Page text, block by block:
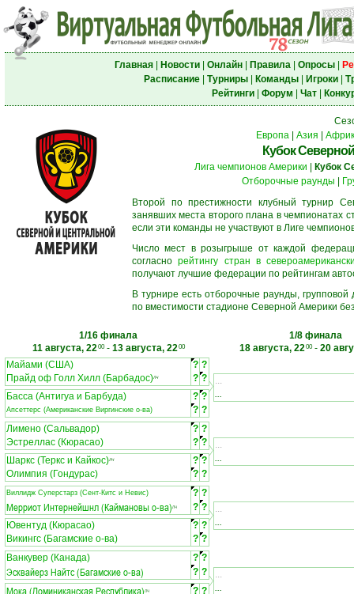
Главная| Новости| Онлайн| Правила| Опросы|
Расписание| Турниры| Команды| Игроки|
Рейтинги| Форум Чат|
Европа| Азия
Кубок
Лига чемпионов Америки
Кубок
Отборочные раунды
Второй по престижности клубный турнир
занявших места второго плана в чемпионатах
если эти команды не участвуют в Лиге
Число мест в розыгрыше от каждой
согласнорейтингу стран в
получают лучшие федерации по рейтингам
В турнире есть отборочные раунды,
по вместимости стадионе Северной Америки
1/16 финала
11 августа, 2200- 13 августа, 2200
1/8 финала
18 августа, 2200- 20
Майами (США)
? ?
Прайд оф Голл Хилл (Барбадос)ЛЧ ? ?
Басса (Антигуа и Барбуда)
? ?
Апсеттерс (Американские Виргинские о-ва) ? ?
...
...
Лимено (Сальвадор) ? ?
Эстреллас (Кюрасао)
? ?
Шаркс (Теркс и Кайкос)ЛЧ ? ?
Олимпия (Гондурас)
? ?
...
...
Виллидж Суперстарз (Сент-Китс и Невис) ? ?
Мерриот Интернейшнл (Каймановы о-ва)ЛЧ ? ?
Ювентуд (Кюрасао)
? ?
Викингс (Багамские о-ва)
? ?
...
...
Ванкувер (Канада) ? ?
Эсквайерз Найтс (Багамские о-ва) ? ?
Мока (Доминиканская Республика)ЛЧ ? ?
...
...